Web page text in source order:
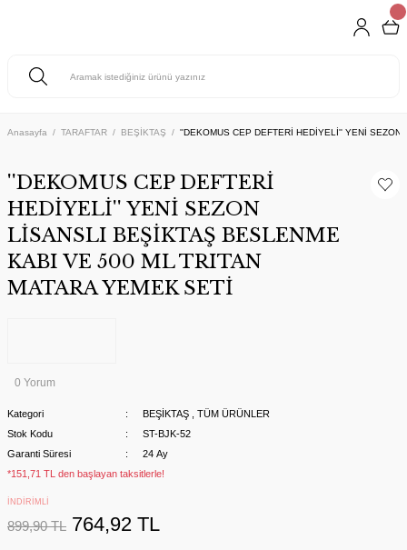
Anasayfa TARAFTAR BEŞİKTAŞ ''DEKOMUS CEP DEFTERİ HEDİYELİ'' YENİ
''DEKOMUS CEP DEFTERİ
HEDİYELİ'' YENİ SEZON
LİSANSLI BEŞİKTAŞ BESLENME
KABI VE 500 ML TRITAN
MATARA YEMEK SETİ
0 Yorum
Kategori BEŞİKTAŞ
TÜM ÜRÜNLER
Stok Kodu
ST-BJK-52
Garanti Süresi
24 Ay
*151,71 TL den başlayan taksitlerle!
İNDİRİMLİ
899,90 TL 764,92 TL